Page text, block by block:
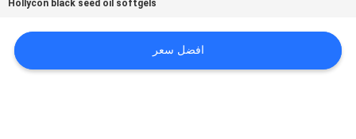
جميع
القضايا
Hollycon black seed oil softgels
افضل سعر